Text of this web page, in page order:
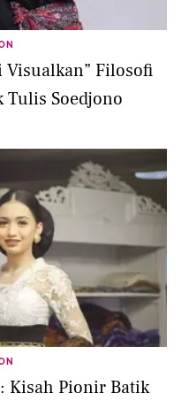
Visualkan” Filosofi
Soedjono
Kisah Pionir Batik